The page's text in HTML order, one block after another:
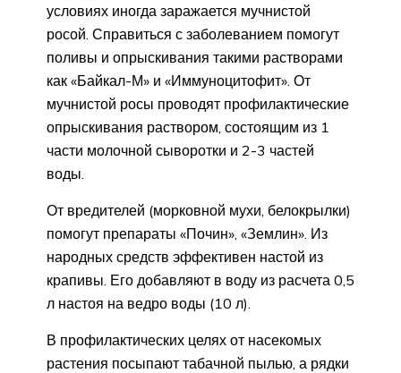
условиях иногда заражается мучнистой
росой. Справиться с заболеванием помогут
поливы и опрыскивания такими растворами
как «Байкал-М» и «Иммуноцитофит». От
мучнистой росы проводят профилактические
опрыскивания раствором, состоящим из 1
части молочной сыворотки и 2-3 частей
воды.
От вредителей (морковной мухи, белокрылки)
помогут препараты «Почин», «Землин». Из
народных средств эффективен настой из
крапивы. Его добавляют в воду из расчета 0,5
л настоя на ведро воды (10 л).
В профилактических целях от насекомых
растения посыпают табачной пылью, а рядки